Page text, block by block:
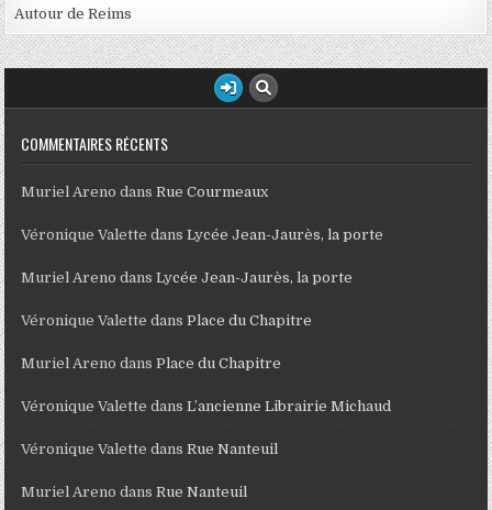
Autour de Reims
COMMENTAIRES RÉCENTS
Muriel Areno dansRue Courmeaux
Véronique Valette dansLycée Jean-Jaurès, la porte
Muriel Areno dansLycée Jean-Jaurès, la porte
Véronique Valette dansPlace du Chapitre
Muriel Areno dansPlace du Chapitre
Véronique Valette dansL’ancienne Librairie Michaud
Véronique Valette dansRue Nanteuil
Muriel Areno dansRue Nanteuil